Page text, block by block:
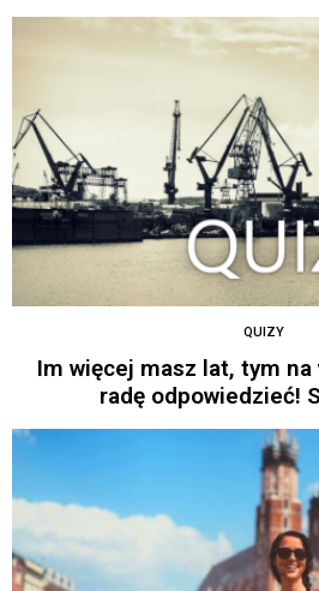
QUIZY
Im więcej masz lat, tym
radę odpowiedzieć!